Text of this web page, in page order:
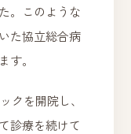
。このような
た協立総合病
す。
クを開院し、
診療を続けて